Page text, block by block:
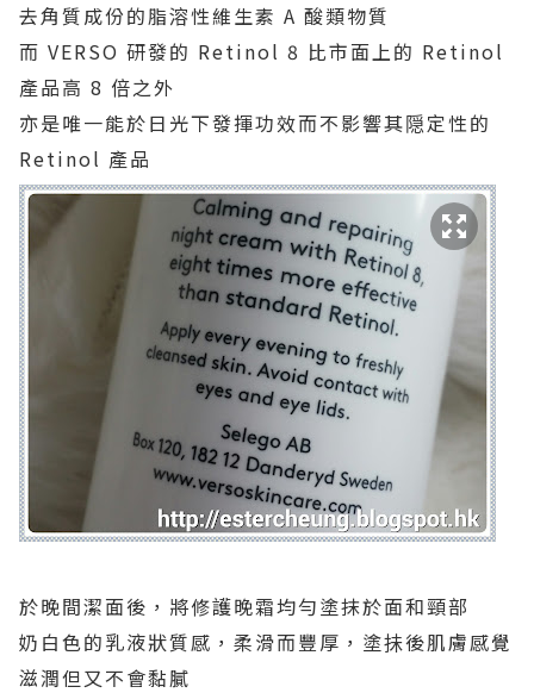
去角質成份的脂溶性維生素 A 酸類物質
而 VERSO 研發的 Retinol 8 比市面上的 Retinol
產品高 8 倍之外
亦是唯一能於日光下發揮功效而不影響其隠定性的
Retinol 產品
於晚間潔面後，將修護晚霜均勻塗抹於面和頸部
奶白色的乳液狀質感，柔滑而豐厚，塗抺後肌膚感覺
滋潤但又不會黏膩